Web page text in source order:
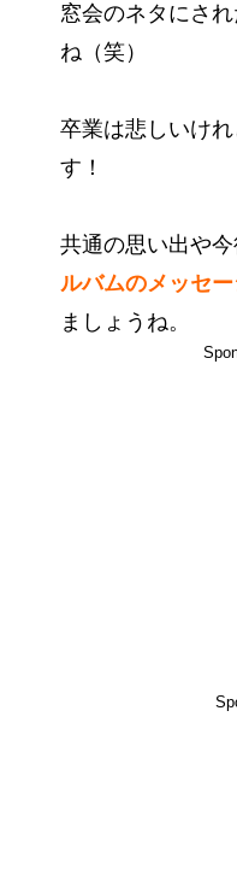
窓会のネタにさ
ね（笑）
卒業は悲しいけ
す！
共通の思い出や今
ルバムのメッセ
ましょうね。